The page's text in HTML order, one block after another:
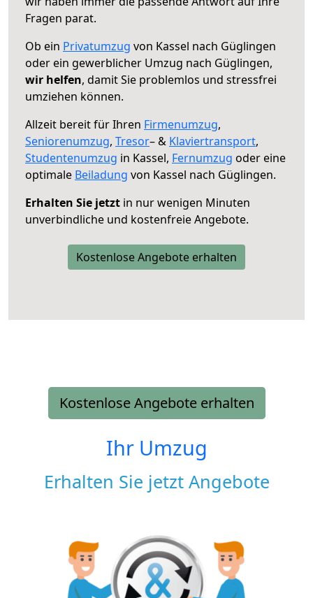
Fragen parat.
Ob ein Privatumzug von Kassel nach Güglingen
oder ein gewerblicher Umzug nach Güglingen,
wir helfen, damit Sie problemlos und stressfrei
umziehen können.
Allzeit bereit für Ihren Firmenumzug,
Seniorenumzug, Tresor– & Klaviertransport,
Studentenumzug in Kassel, Fernumzug oder eine
optimale Beiladung von Kassel nach Güglingen.
Erhalten Sie jetzt in nur wenigen Minuten
unverbindliche und kostenfreie Angebote.
Kostenlose Angebote erhalten
Kostenlose Angebote erhalten
Ihr Umzug
Erhalten Sie jetzt Angebote